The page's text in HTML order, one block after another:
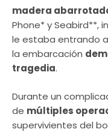
madera
Phone* y Seabird**,
le estaba entrando
la embarcación
tragedia.
Durante un
de múltiples
supervivientes del